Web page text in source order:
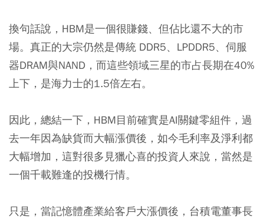
換句話說，HBM是一個很賺錢、但佔比還不大的市
場。真正的大宗仍然是傳統 DDR5、LPDDR5、伺服
器DRAM與NAND，而這些領域三星的市占長期在40%
上下，是海力士的1.5倍左右。
因此，總結一下，HBM目前確實是AI關鍵零組件，過
去一年因為缺貨而大幅漲價後，如今毛利率及淨利都
大幅增加，這對很多見獵心喜的投資人來說，當然是
一個千載難逢的投機行情。
只是，當記憶體產業給客戶大漲價後，台積電董事長